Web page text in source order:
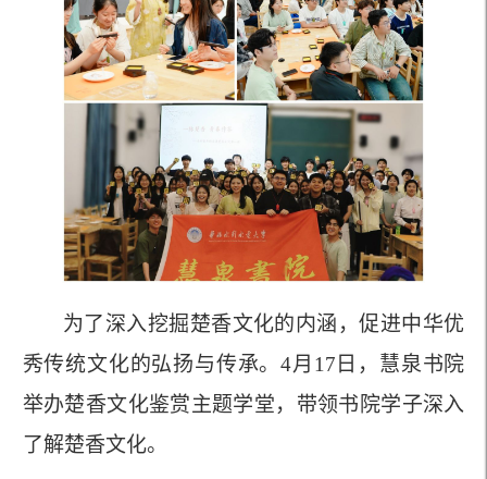
为了深入挖掘楚香文化的内涵，促进中华优
秀传统文化的弘扬与传承。4月17日，慧泉书院
举办楚香文化鉴赏主题学堂，带领书院学子深入
了解楚香文化。